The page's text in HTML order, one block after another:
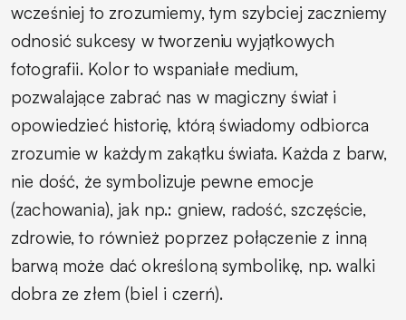
wcześniej to zrozumiemy, tym szybciej zaczniemy
odnosić sukcesy w tworzeniu wyjątkowych
fotografii. Kolor to wspaniałe medium,
pozwalające zabrać nas w magiczny świat i
opowiedzieć historię, którą świadomy odbiorca
zrozumie w każdym zakątku świata. Każda z barw,
nie dość, że symbolizuje pewne emocje
(zachowania), jak np.: gniew, radość, szczęście,
zdrowie, to również poprzez połączenie z inną
barwą może dać określoną symbolikę, np. walki
dobra ze złem (biel i czerń).